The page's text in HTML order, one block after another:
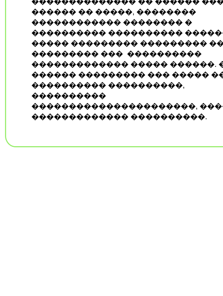
������ �� �����, ��������
������������ �������� �
���������� ����������
����� ��������� ���������
��������� ��� ����������
������������� ����� ������.
������ ��������� ��� �����
���������� ����������,
����������
����������������������,
������������� ����������.